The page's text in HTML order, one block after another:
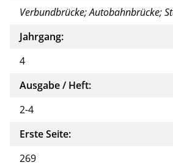
Verbundbrücke; Autobahnbrücke;
Jahrgang:
4
Ausgabe / Heft:
2-4
Erste Seite:
269